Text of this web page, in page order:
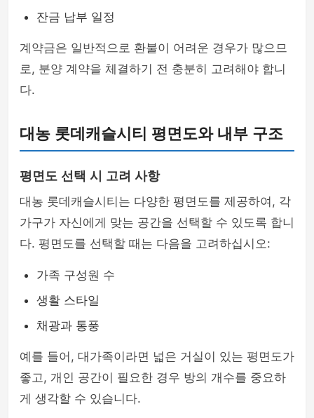
잔금 납부 일정
계약금은 일반적으로 환불이 어려운 경우가 많으므
로, 분양 계약을 체결하기 전 충분히 고려해야 합니
다.
대농 롯데캐슬시티 평면도와 내부 구조
평면도 선택 시 고려 사항
대농 롯데캐슬시티는 다양한 평면도를 제공하여, 각
가구가 자신에게 맞는 공간을 선택할 수 있도록 합니
다. 평면도를 선택할 때는 다음을 고려하십시오:
가족 구성원 수
생활 스타일
채광과 통풍
예를 들어, 대가족이라면 넓은 거실이 있는 평면도가
좋고, 개인 공간이 필요한 경우 방의 개수를 중요하
게 생각할 수 있습니다.